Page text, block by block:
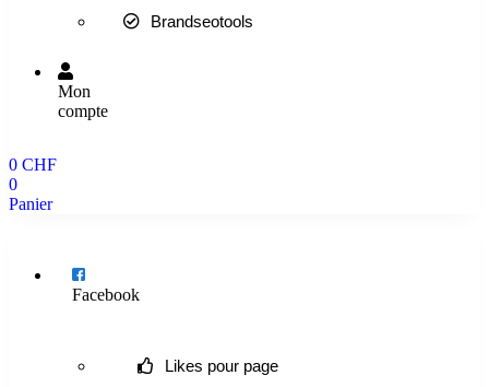
Brandseotools
Mon
compte
0 CHF
0
Panier
Facebook
Likes pour page